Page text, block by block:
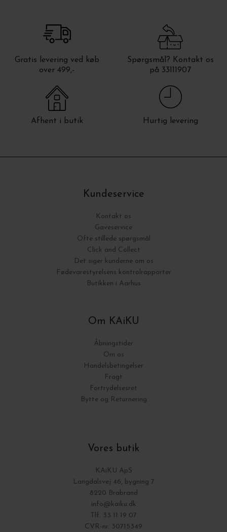
Gratis levering ved køb
over 499,-
Spørgsmål? Kontakt os
på 33111907
Afhent i butik Hurtig levering
Kundeservice
Kontakt os
Gaveservice
Ofte stillede spørgsmål
Click and Collect
Det siger kunderne om os
Fødevarestyrelsens kontrolrapporter
Butikken i Aarhus
Om KAiKU
Åbningstider
Om os
Handelsbetingelser
Fragt
Fortrydelsesret
Bytte og Returnering
Vores butik
KAiKU ApS
Langdalsvej 46, bygning 7
8220 Brabrand
info@kaiku.dk
Tlf. 33 11 19 07
CVR-nr. 30715349